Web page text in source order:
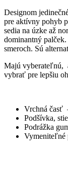
Designom
pre aktívny pohyb
sedia na úzke až
dominantný
smeroch. Sú
Majú vyberateľnú,
vybrať pre lepšiu
Vrchná časť
Podšívka,
Podrážka
Vymeniteľné